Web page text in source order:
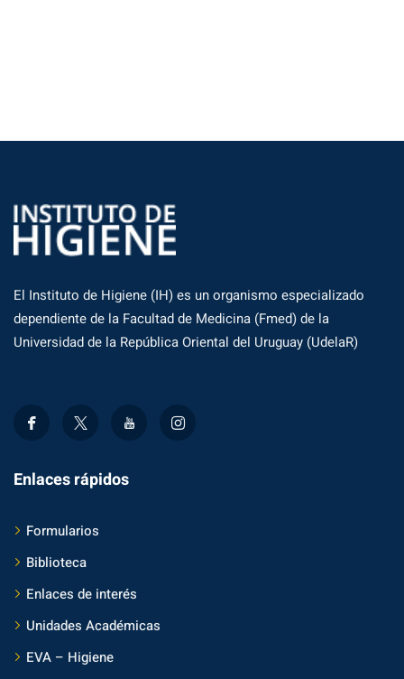
El Instituto de Higiene (IH) es un organismo especializado
dependiente de la Facultad de Medicina (Fmed) de la
Universidad de la República Oriental del Uruguay (UdelaR)
Enlaces rápidos
Formularios
Biblioteca
Enlaces de interés
Unidades Académicas
EVA – Higiene